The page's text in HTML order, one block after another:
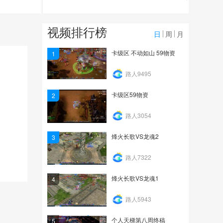
2462
爱剪辑-我的视频
694
视频排行榜 日 周 月
1 卡级区 不动如山 59物资
路人9495
2 卡级区59物资
路人3054
3 烽火长歌VS龙魂2
路人7322
4 烽火长歌VS龙魂1
路人5943
5 个人天梯第八周终稿